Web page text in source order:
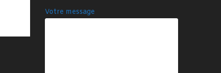
Votre message